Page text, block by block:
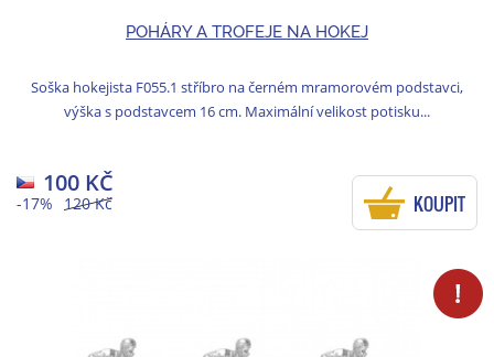
POHÁRY A TROFEJE NA HOKEJ
Soška hokejista F055.1 stříbro na černém mramorovém podstavci,
výška s podstavcem 16 cm. Maximální velikost potisku...
120 Kč
-17%
100 KČ
KOUPIT